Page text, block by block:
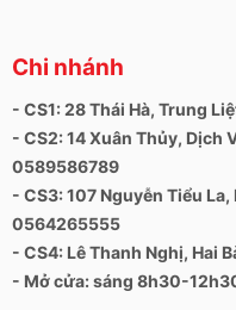
dụng màn IPS cũng
dụng Pin, tuy nhiên
dùng trực tiếp dưới
dùng trong nơi có
máy cũng chưa thật
có được hình ảnh tốt
Hai loa âm thanh nổi
Chi nhánh
- CS1: 28 Thái Hà, Trung
- CS2: 14 Xuân Thủy, Dịch
0589586789
- CS3: 107 Nguyễn Tiểu
0564265555
- CS4: Lê Thanh Nghị, Hai
- Mở cửa: sáng 8h30-